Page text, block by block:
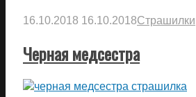
16.10.2018 16.10.2018Страшилки
Черная медсестра